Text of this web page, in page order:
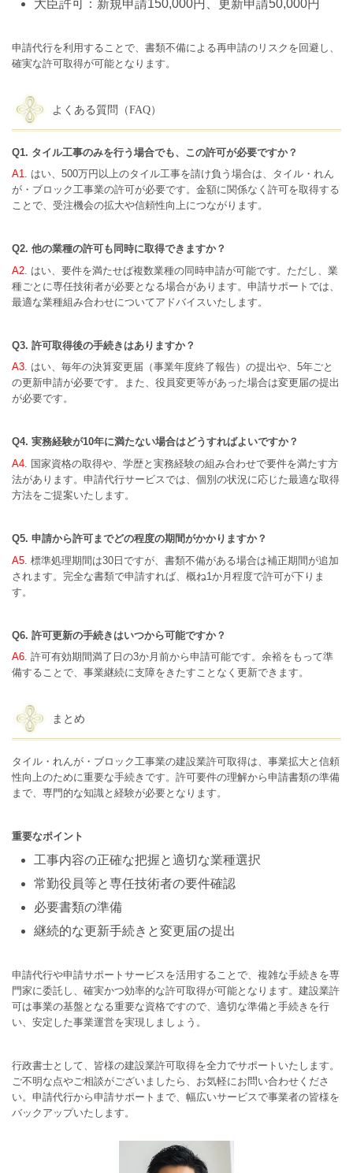
大臣許可：新規申請150,000円、更新申請50,000円
申請代行を利用することで、書類不備による再申請のリスクを回避し、
確実な許可取得が可能となります。
よくある質問（FAQ）
Q1. タイル工事のみを行う場合でも、この許可が必要ですか？
A1. はい、500万円以上のタイル工事を請け負う場合は、タイル・れん
が・ブロック工事業の許可が必要です。金額に関係なく許可を取得する
ことで、受注機会の拡大や信頼性向上につながります。
Q2. 他の業種の許可も同時に取得できますか？
A2 . はい、要件を満たせば複数業種の同時申請が可能です。ただし、業
種ごとに専任技術者が必要となる場合があります。申請サポートでは、
最適な業種組み合わせについてアドバイスいたします。
Q3. 許可取得後の手続きはありますか？
A3. はい、毎年の決算変更届（事業年度終了報告）の提出や、5年ごと
の更新申請が必要です。また、役員変更等があった場合は変更届の提出
が必要です。
Q4. 実務経験が10年に満たない場合はどうすればよいですか？
A4. 国家資格の取得や、学歴と実務経験の組み合わせで要件を満たす方
法があります。申請代行サービスでは、個別の状況に応じた最適な取得
方法をご提案いたします。
Q5. 申請から許可までどの程度の期間がかかりますか？
A5 . 標準処理期間は30日ですが、書類不備がある場合は補正期間が追加
されます。完全な書類で申請すれば、概ね1か月程度で許可が下りま
す。
Q6. 許可更新の手続きはいつから可能ですか？
A6. 許可有効期間満了日の3か月前から申請可能です。余裕をもって準
備することで、事業継続に支障をきたすことなく更新できます。
まとめ
タイル・れんが・ブロック工事業の建設業許可取得は、事業拡大と信頼
性向上のために重要な手続きです。許可要件の理解から申請書類の準備
まで、専門的な知識と経験が必要となります。
重要なポイント
工事内容の正確な把握と適切な業種選択
常勤役員等と専任技術者の要件確認
必要書類の準備
継続的な更新手続きと変更届の提出
申請代行や申請サポートサービスを活用することで、複雑な手続きを専
門家に委託し、確実かつ効率的な許可取得が可能となります。建設業許
可は事業の基盤となる重要な資格ですので、適切な準備と手続きを行
い、安定した事業運営を実現しましょう。
行政書士として、皆様の建設業許可取得を全力でサポートいたします。
ご不明な点やご相談がございましたら、お気軽にお問い合わせくださ
い。申請代行から申請サポートまで、幅広いサービスで事業者の皆様を
バックアップいたします。